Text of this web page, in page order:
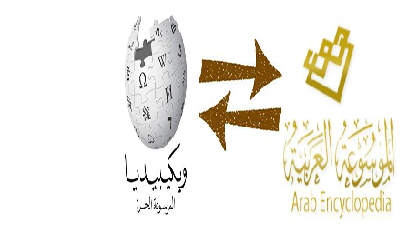
الحكم، الأدلة، تنظيم التغذية، ورسالته في جروح الرأس. ويعود
له الفضل بأنه حرر الطب من الدين والفلسفة.
- هل تعلم أن المرجان إفراز حيواني يتكون في البحر ويتركب
من مادة كربونات الكلسيوم، وهو أحمر أو شديد الحمرة وهو
أجود أنواعه، ويمتاز بكبر الحجم ويسمى الش